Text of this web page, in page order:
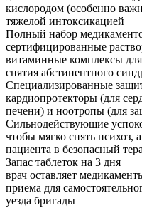
кислородом (особенно
тяжелой интоксикацией
Полный набор
сертифицированные
витаминные комплексы
снятия абстинентного
Специализированные
кардиопротекторы (для
печени) и ноотропы (для
Сильнодействующие
чтобы мягко снять психоз,
пациента в безопасный
Запас таблеток на 3 дня
врач оставляет
приема для
уезда бригады